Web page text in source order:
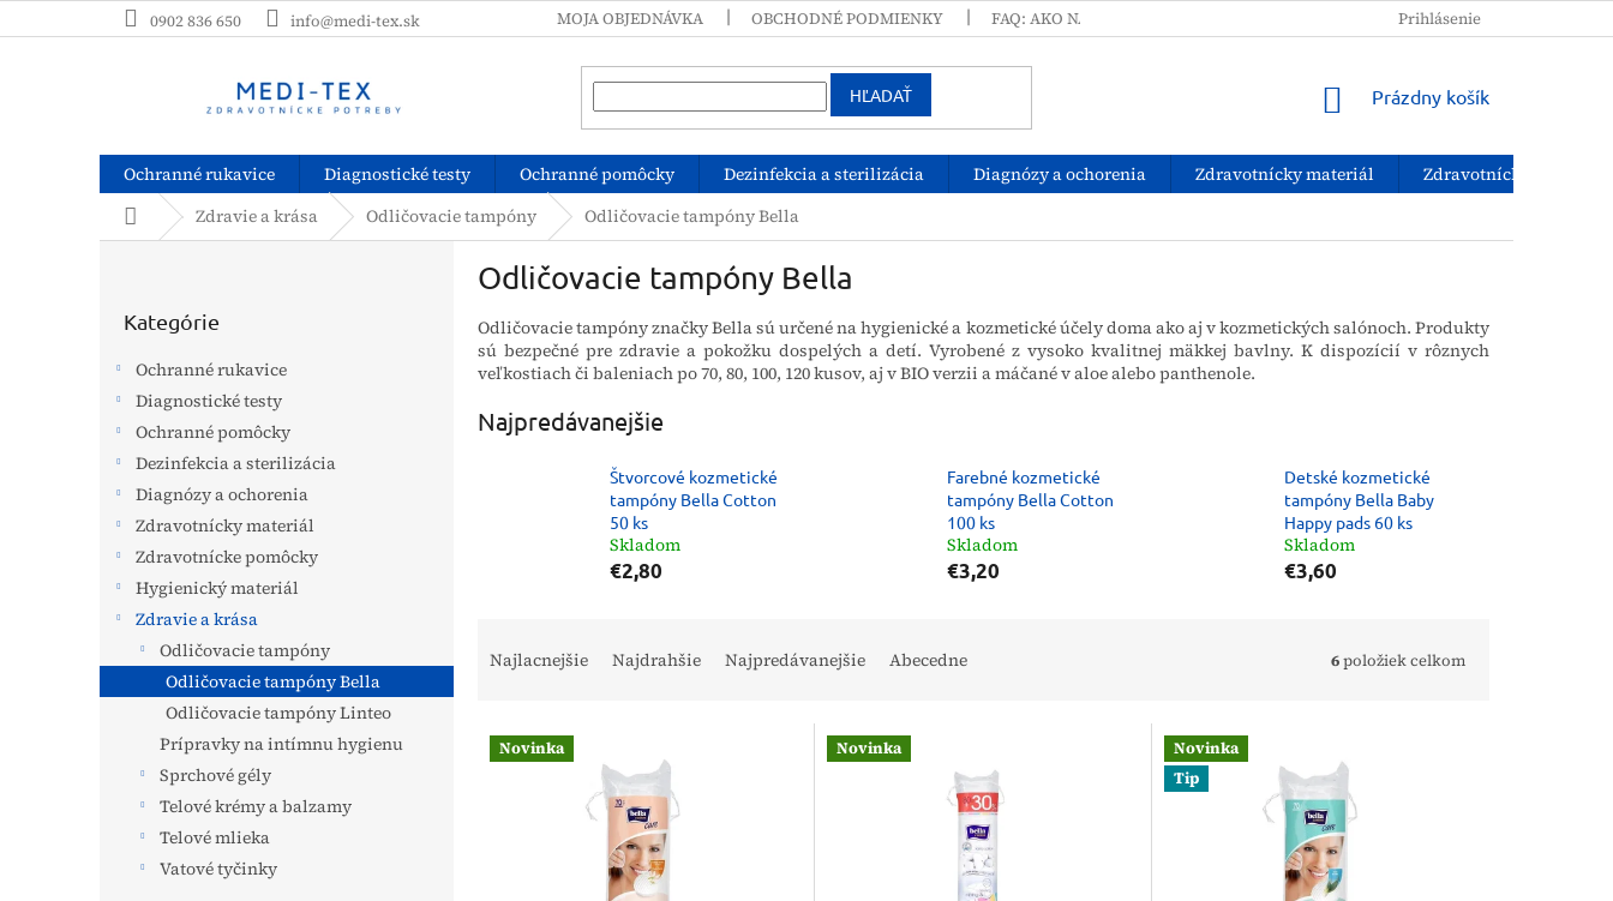
na
0902 836 650 info@medi-tex.sk MOJA OBJEDNÁVKA OBCHODNÉ PODMIENKY FAQ: AKO NAKUPOVAŤ? PODMIENKY OCHRANY OSOBNÝCH ÚDAJOV
Prihlásenie
HĽADAŤ
NÁKUPNÝ
Prázdny košík
Ochranné rukavice Diagnostické testy Ochranné pomôcky Dezinfekcia a sterilizácia Diagnózy a ochorenia Zdravotnícky materiál
Zdravotnícke pomôcky
DomovZdravie a krása Odličovacie tampóny Odličovacie tampóny Bella
kategórie
Kategórie
Ochranné rukavice
Diagnostické testy
Ochranné pomôcky
Dezinfekcia a sterilizácia
Diagnózy a ochorenia
Zdravotnícky materiál
Zdravotnícke pomôcky
Hygienický materiál
Zdravie a krása
Odličovacie tampóny
Odličovacie tampóny Bella
Odličovacie tampóny Linteo
Prípravky na intímnu hygienu
Sprchové gély
Telové krémy a balzamy
Telové mlieka
Vatové tyčinky
Odličovacie tampóny Bella
Odličovacie tampóny značky Bella sú určené na hygienické a kozmetické účely doma ako aj v kozmetických salónoch. Produkty
sú bezpečné pre zdravie a pokožku dospelých a detí. Vyrobené z vysoko kvalitnej mäkkej bavlny. K dispozícií v rôznych
veľkostiach či baleniach po 70, 80, 100, 120 kusov, aj v BIO verzii a máčané v aloe alebo panthenole.
Najpredávanejšie
Štvorcové kozmetické
tampóny Bella Cotton
50 ks
Skladom
€2,80
Farebné kozmetické
tampóny Bella Cotton
100 ks
Skladom
€3,20
Detské kozmetické
tampóny Bella Baby
Happy pads 60 ks
Skladom
€3,60
Najlacnejšie Najdrahšie Najpredávanejšie Abecedne 6položiek celkom
V Novinka Novinka
Novinka
Tip